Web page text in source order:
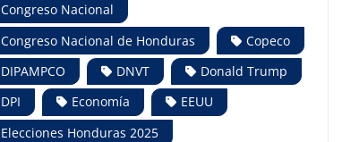
Congreso Nacional
Congreso Nacional de Honduras
Copeco
DIPAMPCO
DNVT
Donald Trump
DPI
Economía
EEUU
Elecciones Honduras 2025